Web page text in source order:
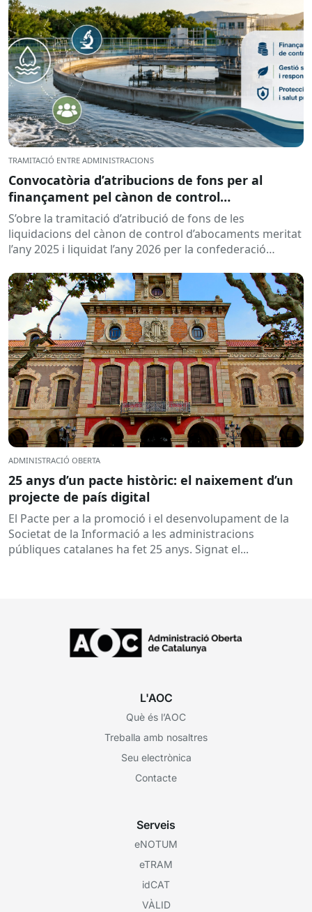
TRAMITACIÓ ENTRE ADMINISTRACIONS
Convocatòria d’atribucions de fons per al
finançament pel cànon de control
d’abocaments meritat l’any 2025 i liquidat l’any
2026
S’obre la tramitació d’atribució de fons de les
liquidacions del cànon de control d’abocaments meritat
l’any 2025 i liquidat l’any 2026 per la confederació
ADMINISTRACIÓ OBERTA
25 anys d’un pacte històric: el naixement d’un
projecte de país digital
El Pacte per a la promoció i el desenvolupament de la
Societat de la Informació a les administracions
públiques catalanes ha fet 25 anys. Signat el...
L'AOC
Què és l’AOC
Treballa amb nosaltres
Seu electrònica
Contacte
Serveis
eNOTUM
eTRAM
idCAT
VÀLID